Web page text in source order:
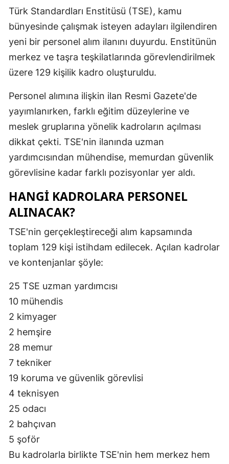
Türk Standardları Enstitüsü (TSE), kamu
bünyesinde çalışmak isteyen adayları ilgilendiren
yeni bir personel alım ilanını duyurdu. Enstitünün
merkez ve taşra teşkilatlarında görevlendirilmek
üzere 129 kişilik kadro oluşturuldu.
Personel alımına ilişkin ilan Resmi Gazete'de
yayımlanırken, farklı eğitim düzeylerine ve
meslek gruplarına yönelik kadroların açılması
dikkat çekti. TSE'nin ilanında uzman
yardımcısından mühendise, memurdan güvenlik
görevlisine kadar farklı pozisyonlar yer aldı.
HANGİ KADROLARA PERSONEL
ALINACAK?
TSE'nin gerçekleştireceği alım kapsamında
toplam 129 kişi istihdam edilecek. Açılan kadrolar
ve kontenjanlar şöyle:
25 TSE uzman yardımcısı
10 mühendis
2 kimyager
2 hemşire
28 memur
7 tekniker
19 koruma ve güvenlik görevlisi
4 teknisyen
25 odacı
2 bahçıvan
5 şoför
Bu kadrolarla birlikte TSE'nin hem merkez hem